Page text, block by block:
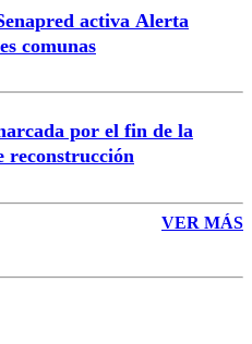
activa Alerta
comunas
por el fin de la
reconstrucción
VER MÁS